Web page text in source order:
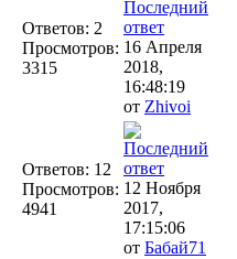
Ответов: 2
Просмотров:
3315
16 Апреля
2018,
16:48:19
от Zhivoi
Ответов: 12
Просмотров:
4941
12 Ноября
2017,
17:15:06
от Бабай71